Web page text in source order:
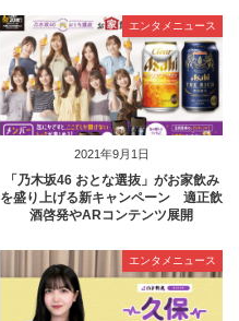
2021年9月1日
エンタメニュース
「乃木坂46 おとな選抜」がお家飲み
を盛り上げる新キャンペーン 適正飲
酒啓発やARコンテンツ展開
エンタメニュース